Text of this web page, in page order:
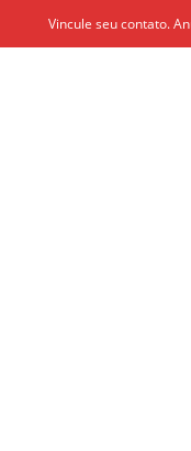
Vincule seu contato.